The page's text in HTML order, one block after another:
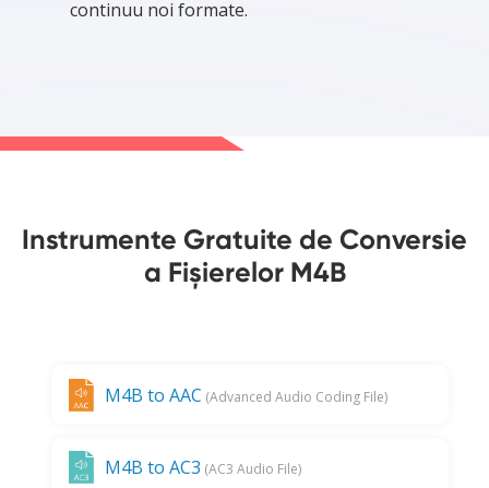
continuu noi formate.
Instrumente Gratuite de Conversie
a Fișierelor M4B
M4B to AAC (Advanced Audio Coding File)
M4B to AC3 (AC3 Audio File)